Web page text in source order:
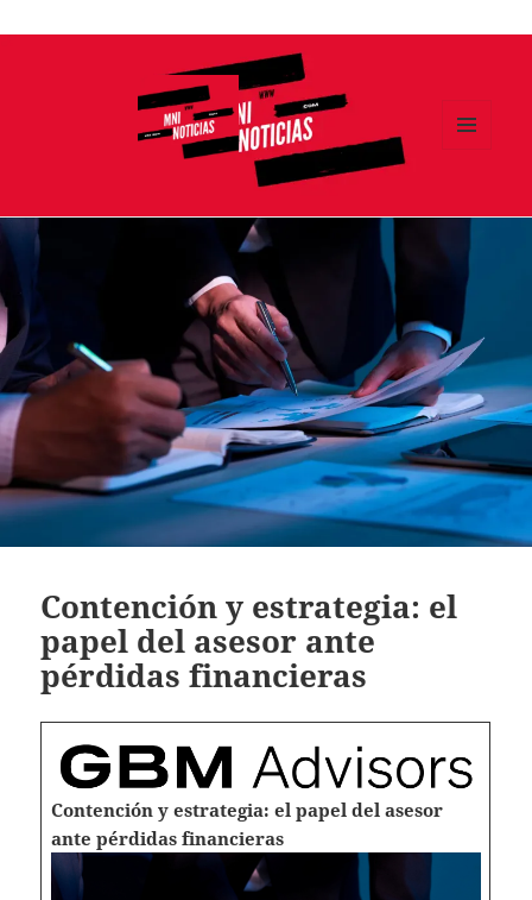
Ir
Contención y estrategia: el
papel del asesor ante
pérdidas financieras
Contención y estrategia: el papel del asesor
ante pérdidas financieras